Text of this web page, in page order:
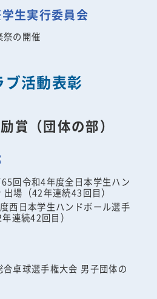
生実行委員会
の開催
活動表彰
賞（団体の部）
回令和4年度全日本学生ハン
場（42年連続43回目）
西日本学生ハンドボール選手
連続42回目）
卓球選手権大会 男子団体の